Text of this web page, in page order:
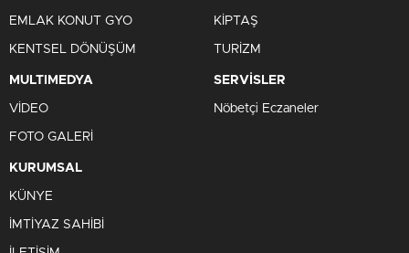
EMLAK KONUT GYO
KENTSEL DÖNÜŞÜM
KİPTAŞ
TURİZM
MULTIMEDYA
VİDEO
FOTO GALERİ
SERVİSLER
Nöbetçi Eczaneler
KURUMSAL
KÜNYE
İMTİYAZ SAHİBİ